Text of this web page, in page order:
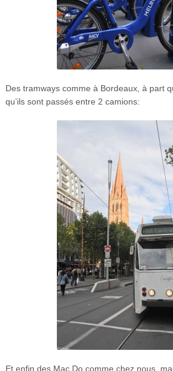
Des tramways comme à Bordeaux, à part
qu’ils sont passés entre 2 camions:
Et enfin des Mac Do comme chez nous,